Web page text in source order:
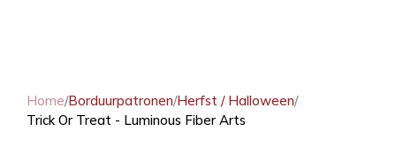
Home/Borduurpatronen/Herfst / Halloween/
Trick Or Treat - Luminous Fiber Arts